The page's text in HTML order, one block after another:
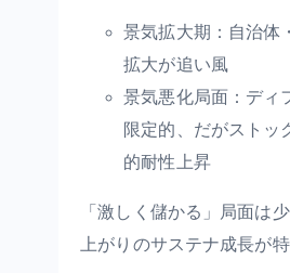
景気拡大期：自治体
拡大が追い風
景気悪化局面：ディ
限定的、だがストッ
的耐性上昇
「激しく儲かる」局面は
上がりのサステナ成長が特